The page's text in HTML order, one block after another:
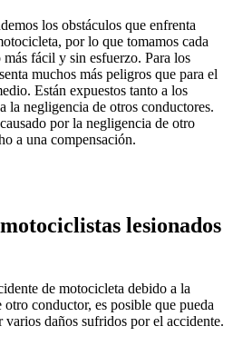
los obstáculos que enfrenta
por lo que tomamos cada
más fácil y sin esfuerzo. Para los
muchos más peligros que para el
Están expuestos tanto a los
la negligencia de otros conductores.
por la negligencia de otro
a una compensación.
lesionados
de motocicleta debido a la
conductor, es posible que pueda
daños sufridos por el accidente.